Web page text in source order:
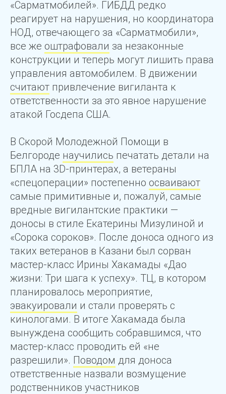
«Сарматмобилей». ГИБДД редко
реагирует на нарушения, но координатора
НОД, отвечающего за «Сарматмобили»,
все же оштрафовали за незаконные
конструкции и теперь могут лишить права
управления автомобилем. В движении
считают привлечение вигиланта к
ответственности за это явное нарушение
атакой Госдепа США.
В Скорой Молодежной Помощи в
Белгороде научились печатать детали на
БПЛА на 3D-принтерах, а ветераны
«спецоперации» постепенно осваивают
самые примитивные и, пожалуй, самые
вредные вигилантские практики —
доносы в стиле Екатерины Мизулиной и
«Сорока сороков». После доноса одного из
таких ветеранов в Казани был сорван
мастер-класс Ирины Хакамады «Дао
жизни: Три шага к успеху». ТЦ, в котором
планировалось мероприятие,
эвакуировали и стали проверять с
кинологами. В итоге Хакамада была
вынуждена сообщить собравшимся, что
мастер-класс проводить ей «не
разрешили». Поводом для доноса
ответственные назвали возмущение
родственников участников